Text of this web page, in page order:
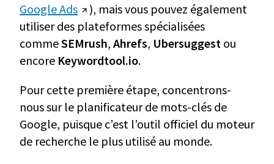
Google Ads
), mais vous pouvez également
utiliser des plateformes spécialisées
commeSEMrush, Ahrefs, Ubersuggest ou
encore Keywordtool.io.
Pour cette première étape, concentrons-
nous sur le planificateur de mots-clés de
Google, puisque c’est l’outil officiel du moteur
de recherche le plus utilisé au monde.